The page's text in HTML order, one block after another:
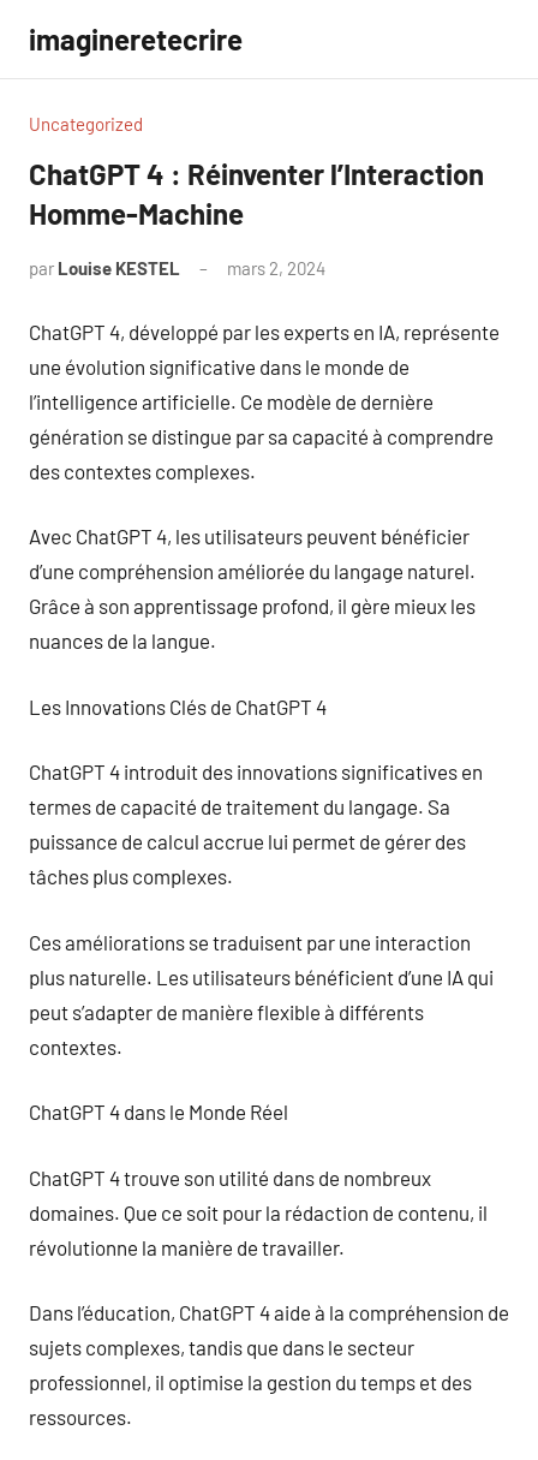
contenu
imagineretecrire
Uncategorized
ChatGPT 4 : Réinventer l’Interaction
Homme-Machine
par Louise KESTEL mars 2, 2024
ChatGPT 4, développé par les experts en IA, représente
une évolution significative dans le monde de
l’intelligence artificielle. Ce modèle de dernière
génération se distingue par sa capacité à comprendre
des contextes complexes.
Avec ChatGPT 4, les utilisateurs peuvent bénéficier
d’une compréhension améliorée du langage naturel.
Grâce à son apprentissage profond, il gère mieux les
nuances de la langue.
Les Innovations Clés de ChatGPT 4
ChatGPT 4 introduit des innovations significatives en
termes de capacité de traitement du langage. Sa
puissance de calcul accrue lui permet de gérer des
tâches plus complexes.
Ces améliorations se traduisent par une interaction
plus naturelle. Les utilisateurs bénéficient d’une IA qui
peut s’adapter de manière flexible à différents
contextes.
ChatGPT 4 dans le Monde Réel
ChatGPT 4 trouve son utilité dans de nombreux
domaines. Que ce soit pour la rédaction de contenu, il
révolutionne la manière de travailler.
Dans l’éducation, ChatGPT 4 aide à la compréhension de
sujets complexes, tandis que dans le secteur
professionnel, il optimise la gestion du temps et des
ressources.